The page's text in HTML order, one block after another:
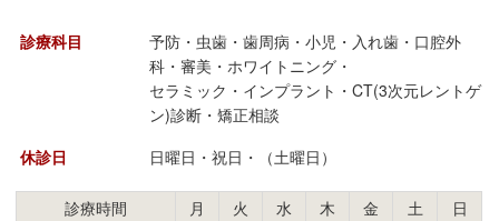
診療科目
予防・虫歯・歯周病・小児・入れ歯・口腔外
科・審美・ホワイトニング・
セラミック・インプラント・CT(3次元レントゲ
ン)診断・矯正相談
休診日
日曜日・祝日・（土曜日）
診療時間 月 火 水 木 金 土
日